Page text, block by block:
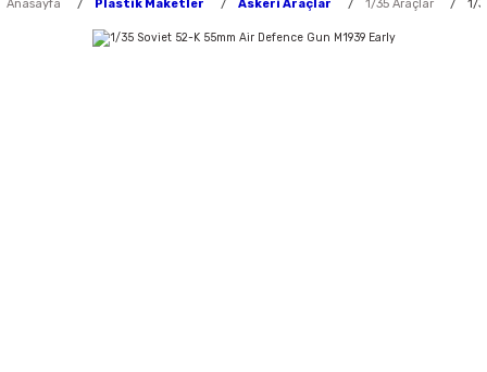
Anasayfa Plastik Maketler Askeri Araçlar 1/35 Araçlar 1/